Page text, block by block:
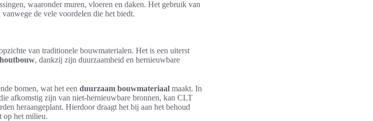
waaronder muren, vloeren en daken. Het gebruik van
de vele voordelen die het biedt.
van traditionele bouwmaterialen. Het is een uiterst
houtbouw, dankzij zijn duurzaamheid en hernieuwbare
bomen, wat het een duurzaam bouwmateriaal maakt. In
afkomstig zijn van niet-hernieuwbare bronnen, kan CLT
heraangeplant. Hierdoor draagt het bij aan het behoud
op het milieu.